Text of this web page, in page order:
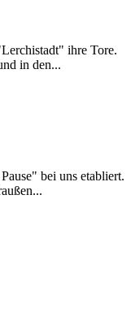
ihre Tore.
in den...
bei uns etabliert.